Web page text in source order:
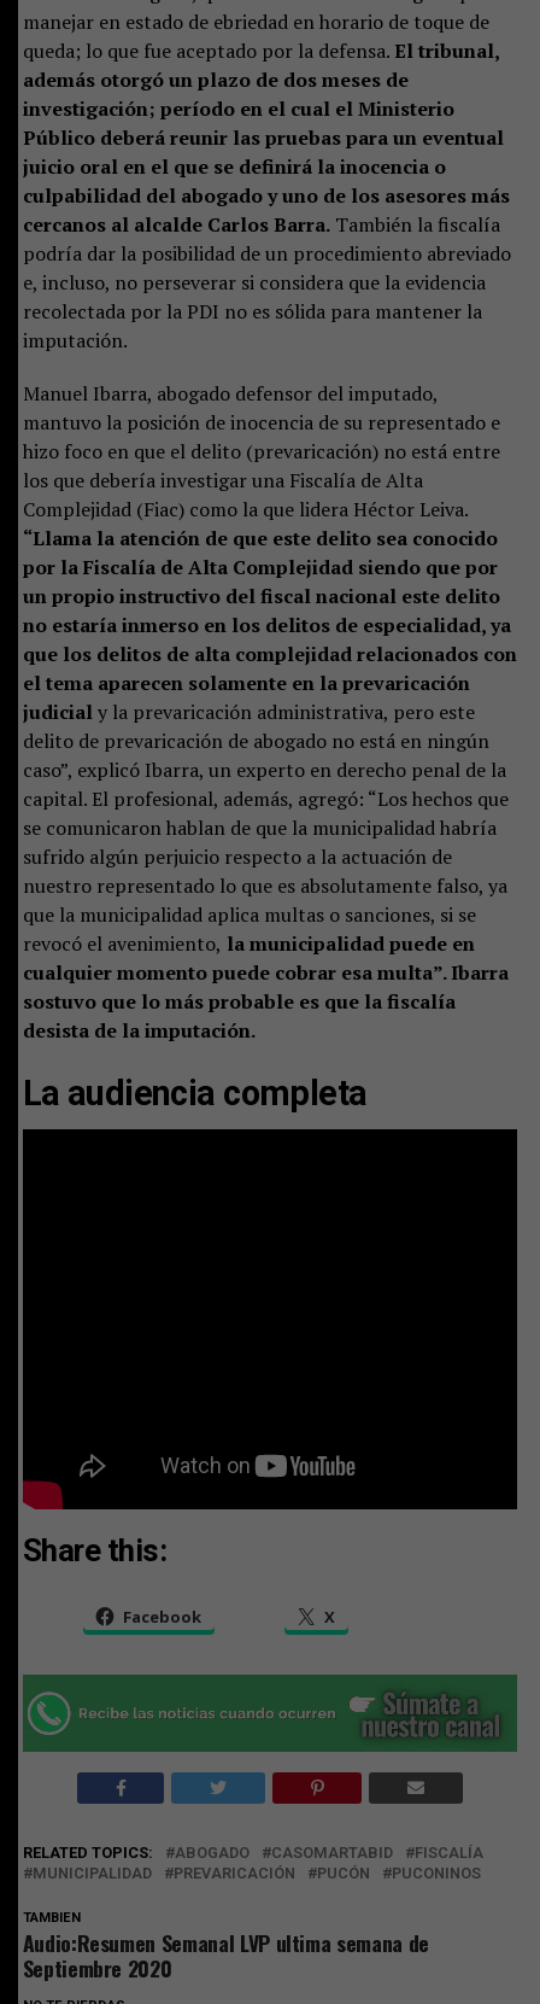
manejar en estado de ebriedad en horario de toque de
queda; lo que fue aceptado por la defensa. El tribunal,
además otorgó un plazo de dos meses de
investigación; período en el cual el Ministerio
Público deberá reunir las pruebas para un eventual
juicio oral en el que se definirá la inocencia o
culpabilidad del abogado y uno de los asesores más
cercanos al alcalde Carlos Barra.También la fiscalía
podría dar la posibilidad de un procedimiento abreviado
e, incluso, no perseverar si considera que la evidencia
recolectada por la PDI no es sólida para mantener la
imputación.
Manuel Ibarra, abogado defensor del imputado,
mantuvo la posición de inocencia de su representado e
hizo foco en que el delito (prevaricación) no está entre
los que debería investigar una Fiscalía de Alta
Complejidad (Fiac) como la que lidera Héctor Leiva.
“Llama la atención de que este delito sea conocido
por la Fiscalía de Alta Complejidad siendo que por
un propio instructivo del fiscal nacional este delito
no estaría inmerso en los delitos de especialidad, ya
que los delitos de alta complejidad relacionados con
el tema aparecen solamente en la prevaricación
judicialy la prevaricación administrativa, pero este
delito de prevaricación de abogado no está en ningún
caso”, explicó Ibarra, un experto en derecho penal de la
capital. El profesional, además, agregó: “Los hechos que
se comunicaron hablan de que la municipalidad habría
sufrido algún perjuicio respecto a la actuación de
nuestro representado lo que es absolutamente falso, ya
que la municipalidad aplica multas o sanciones, si se
revocó el avenimiento, la municipalidad puede en
cualquier momento puede cobrar esa multa”. Ibarra
sostuvo que lo más probable es que la fiscalía
desista de la imputación.
La audiencia completa
Share this:
Facebook X
RELATED TOPICS: ABOGADO CASOMARTABID
FISCALÍA
MUNICIPALIDAD
PREVARICACIÓN PUCÓN PUCONINOS
TAMBIEN
Audio:Resumen Semanal LVP ultima semana de
Septiembre 2020